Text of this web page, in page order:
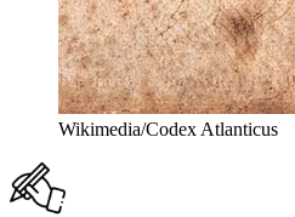
Wikimedia/Codex Atlanticus